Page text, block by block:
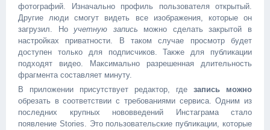
фотографий. Изначально профиль пользователя открытый.
Другие люди смогут видеть все изображения, которые он
загрузил. Ноучетную запись можно сделать закрытой в
настройках приватности. В таком случае просмотр будет
доступен только для подписчиков. Также для публикации
подходят видео. Максимально разрешенная длительность
фрагмента составляет минуту.
В приложении присутствует редактор, где запись можно
обрезать в соответствии с требованиями сервиса. Одним из
последних крупных нововведений Инстаграма стало
появление Stories. Это пользовательские публикации, которые